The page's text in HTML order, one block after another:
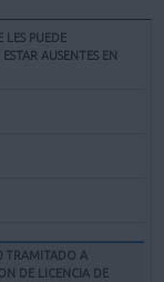
LES PUEDE
AUSENTES EN
TRAMITADO A
DE LICENCIA DE